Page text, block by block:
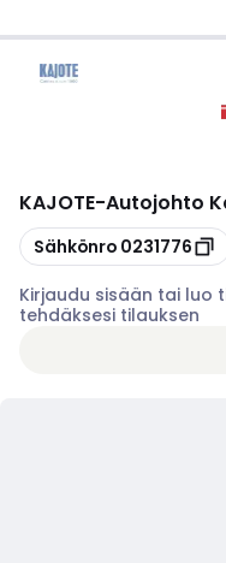
KAJOTE-Autojohto
Kopioi
Sähkönro 0231776
Kirjaudu sisään tai luo
tehdäksesi tilauksen